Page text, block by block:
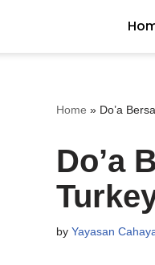
Home » Do’a
Do’a
by Yayasan